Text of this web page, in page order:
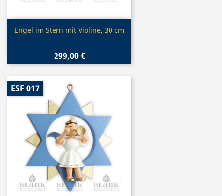
Vorschau
Engel im Stern mit Violine, 30 cm
299,00 €
ESF 017